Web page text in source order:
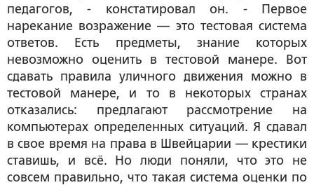
педагогов, - констатировал он. - Первое
нарекание возражение — это тестовая система
ответов. Есть предметы, знание которых
невозможно оценить в тестовой манере. Вот
сдавать правила уличного движения можно в
тестовой манере, и то в некоторых странах
отказались: предлагают рассмотрение на
компьютерах определенных ситуаций. Я сдавал
в свое время на права в Швейцарии — крестики
ставишь, и всё. Но люди поняли, что это не
совсем правильно, что такая система оценки по